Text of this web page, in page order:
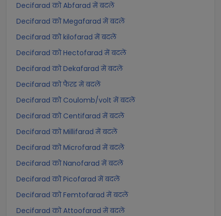
Decifarad को Abfarad में बदलें
Decifarad को Megafarad में बदलें
Decifarad को kilofarad में बदलें
Decifarad को Hectofarad में बदलें
Decifarad को Dekafarad में बदलें
Decifarad को फैरड में बदलें
Decifarad को Coulomb/volt में बदलें
Decifarad को Centifarad में बदलें
Decifarad को Millifarad में बदलें
Decifarad को Microfarad में बदलें
Decifarad को Nanofarad में बदलें
Decifarad को Picofarad में बदलें
Decifarad को Femtofarad में बदलें
Decifarad को Attoofarad में बदलें